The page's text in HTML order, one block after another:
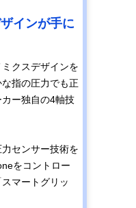
インが手に
クスデザインを
指の圧力でも正
ー独自の4軸技
センサー技術を
をコントロー
マートグリッ